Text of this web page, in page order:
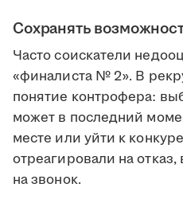
Сохранять
Часто соискатели
«финалиста № 2». В
понятие контрофера:
может в последний
месте или уйти к
отреагировали на
на звонок.